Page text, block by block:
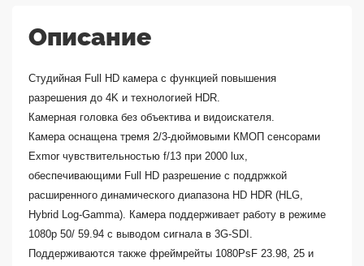
Описание
Студийная Full HD камера с функцией повышения
разрешения до 4K и технологией HDR.
Камерная головка без объектива и видоискателя.
Камера оснащена тремя 2/3-дюймовыми КМОП сенсорами
Exmor чувствительностью f/13 при 2000 lux,
обеспечивающими Full HD разрешение с поддржкой
расширенного динамического диапазона HD HDR (HLG,
Hybrid Log-Gamma). Камера поддерживает работу в режиме
1080p 50/ 59.94 с выводом сигнала в 3G-SDI.
Поддерживаются также фреймрейты 1080PsF 23.98, 25 и